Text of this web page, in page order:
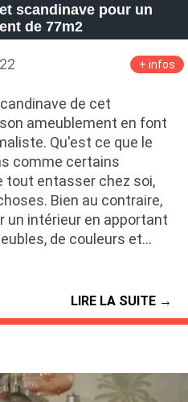
scandinave pour un
de 77m2
+ infos
de cet
ameublement en font
Qu'est ce que le
comme certains
tout entasser chez soi,
Bien au contraire,
un intérieur en apportant
de couleurs et…
LIRE LA SUITE →